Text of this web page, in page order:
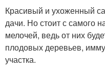
Красивый и ухоженный
дачи. Но стоит с самого
мелочей, ведь от них
плодовых деревьев,
участка.